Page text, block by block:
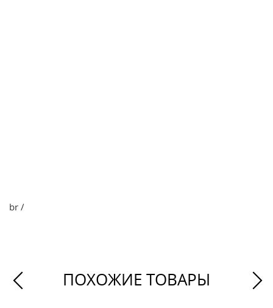
br /
ПОХОЖИЕ ТОВАРЫ